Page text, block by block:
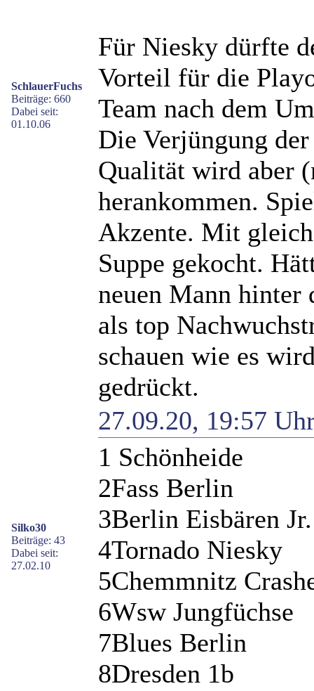
SchlauerFuchs
Beiträge: 660
Dabei seit:
01.10.06
Für Niesky dürfte
Vorteil für die
Team nach dem
Die Verjüngung
Qualität wird aber
herankommen.
Akzente. Mit
Suppe gekocht.
neuen Mann hinter
als top
schauen wie es
gedrückt.
Silko30
Beiträge: 43
Dabei seit:
27.02.10
27.09.20, 19:57
1 Schönheide
2Fass Berlin
3Berlin Eisbären Jr.
4Tornado Niesky
5Chemmnitz
6Wsw Jungfüchse
7Blues Berlin
8Dresden 1b